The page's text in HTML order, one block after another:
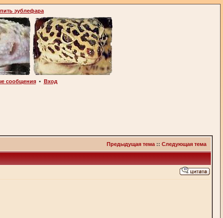
эублефара
сообщения• Вход
Предыдущая тема :: Следующая тема